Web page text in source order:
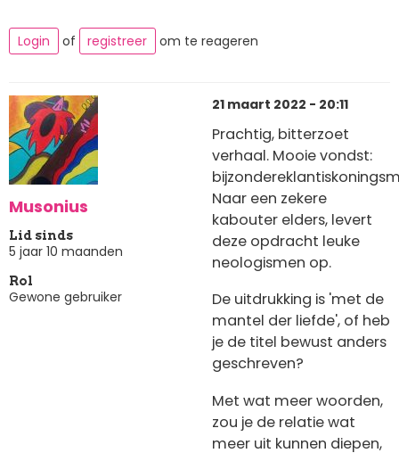
Login of registreer om te reageren
Musonius
Lid sinds
5 jaar 10 maanden
Rol
Gewone gebruiker
21 maart 2022 - 20:11
Prachtig, bitterzoet
verhaal. Mooie vondst:
Naar een zekere
kabouter elders, levert
deze opdracht leuke
neologismen op.
De uitdrukking is 'met de
mantel der liefde', of heb
je de titel bewust anders
geschreven?
Met wat meer woorden,
zou je de relatie wat
meer uit kunnen diepen,